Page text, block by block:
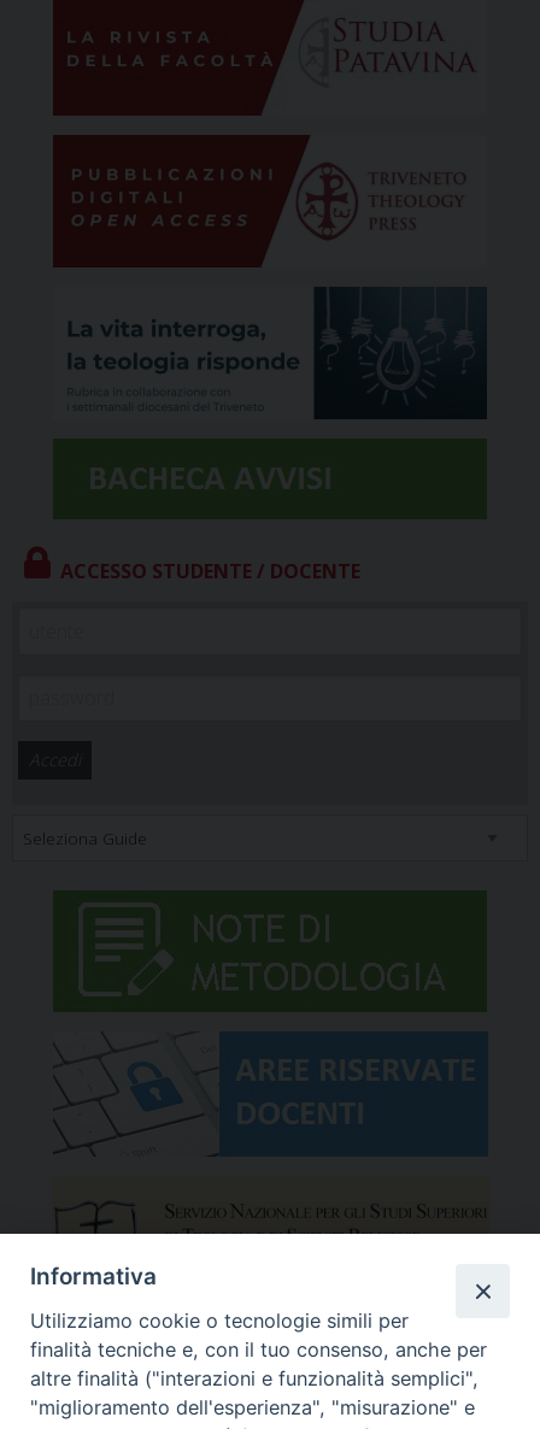
ACCESSO STUDENTE / DOCENTE
Informativa
Utilizziamo cookie o tecnologie simili per
finalità tecniche e, con il tuo consenso, anche per
altre finalità ("interazioni e funzionalità semplici",
"miglioramento dell'esperienza", "misurazione" e